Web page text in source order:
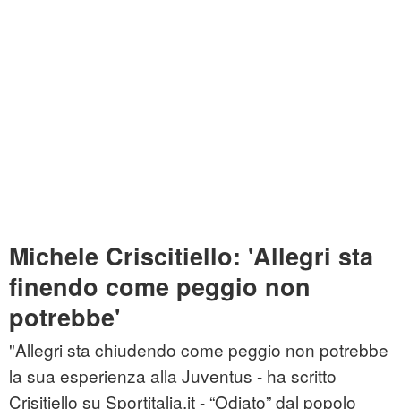
Michele Criscitiello: 'Allegri sta
finendo come peggio non
potrebbe'
"Allegri sta chiudendo come peggio non potrebbe
la sua esperienza alla Juventus - ha scritto
Crisitiello su Sportitalia.it - “Odiato” dal popolo